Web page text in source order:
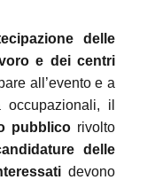
delle
e dei centri
all’evento e a
occupazionali, il
pubblicorivolto
delle
devono